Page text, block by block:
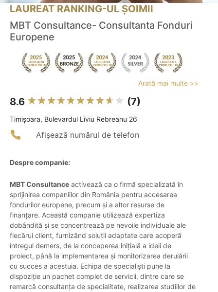
LAUREAT RANKING-UL ȘOIMII
MBT Consultance- Consultanta Fonduri
Europene
Arată mai multe >>
8.6 (7)
Timişoara, Bulevardul Liviu Rebreanu 26
Afișează numărul de telefon
Despre companie:
MBT Consultance activează ca o firmă specializată în
sprijinirea companiilor din România pentru accesarea
fondurilor europene, precum și a altor resurse de
finanțare. Această companie utilizează expertiza
dobândită și se concentrează pe nevoile individuale ale
fiecărui client, furnizând soluții adaptate care acoperă
întregul demers, de la conceperea inițială a ideii de
proiect, până la implementarea și monitorizarea derulării
cu succes a acestuia. Echipa de specialiști pune la
dispoziție un pachet complet de servicii, dintre care se
remarcă consultanța de specialitate, realizarea studiilor de